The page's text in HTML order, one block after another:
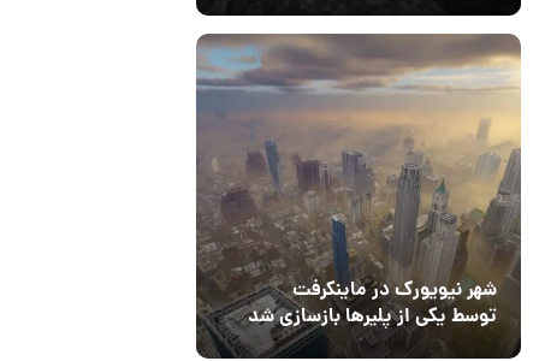
شهر نیویورک در ماینکرفت
توسط یکی از پلیرها بازسازی شد